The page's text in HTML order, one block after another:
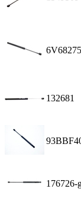
132681
176726-